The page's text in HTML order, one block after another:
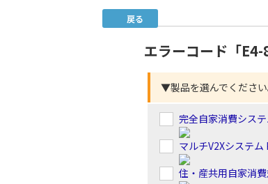
戻る
エラーコード「E4-
▼製品を選んでください
完全自家消費シス
マルチV2Xシステム
住・産共用自家消